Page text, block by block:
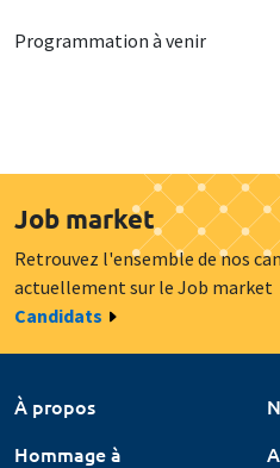
Programmation à venir
Job market
Retrouvez l'ensemble de nos
actuellement sur le Job market
Candidats
À propos
Hommage à